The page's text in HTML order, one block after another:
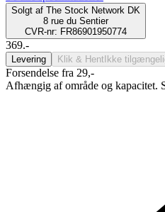
Solgt af The Stock Network DK
8 rue du Sentier
CVR-nr: FR86901950774
369.-
Levering Klik & Hent Ikke
Forsendelse fra 29,-
Afhængig af område og kapacitet.